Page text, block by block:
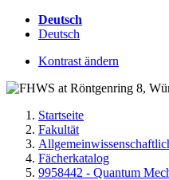
Deutsch
Deutsch
Kontrast ändern
Startseite
Fakultät
Fächerkatalog
9958442 - Quantum